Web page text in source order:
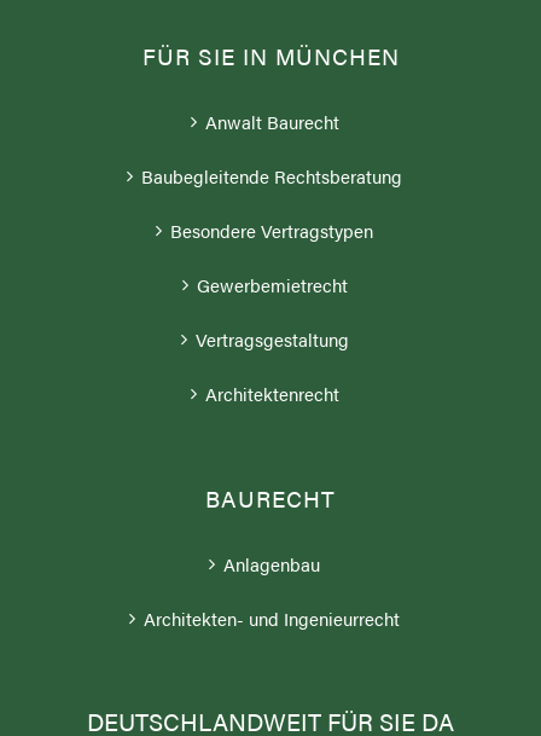
FÜR SIE IN MÜNCHEN
Anwalt Baurecht
Baubegleitende Rechtsberatung
Besondere Vertragstypen
Gewerbemietrecht
Vertragsgestaltung
Architektenrecht
BAURECHT
Anlagenbau
Architekten- und Ingenieurrecht
DEUTSCHLANDWEIT FÜR SIE DA